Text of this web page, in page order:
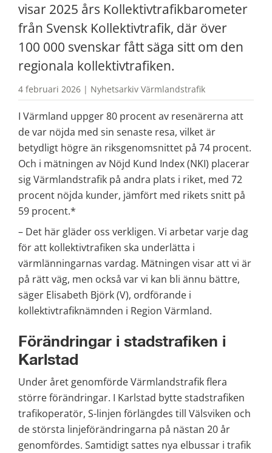
visar 2025 års Kollektivtrafikbarometer
från Svensk Kollektivtrafik, där över
100 000 svenskar fått säga sitt om den
regionala kollektivtrafiken.
4 februari 2026 | Nyhetsarkiv Värmlandstrafik
I Värmland uppger 80 procent av resenärerna att
de var nöjda med sin senaste resa, vilket är
betydligt högre än riksgenomsnittet på 74 procent.
Och i mätningen av Nöjd Kund Index (NKI) placerar
sig Värmlandstrafik på andra plats i riket, med 72
procent nöjda kunder, jämfört med rikets snitt på
59 procent.*
– Det här gläder oss verkligen. Vi arbetar varje dag
för att kollektivtrafiken ska underlätta i
värmlänningarnas vardag. Mätningen visar att vi är
på rätt väg, men också var vi kan bli ännu bättre,
säger Elisabeth Björk (V), ordförande i
kollektivtrafiknämnden i Region Värmland.
Förändringar i stadstrafiken i
Karlstad
Under året genomförde Värmlandstrafik flera
större förändringar. I Karlstad bytte stadstrafiken
trafikoperatör, S-linjen förlängdes till Välsviken och
de största linjeförändringarna på nästan 20 år
genomfördes. Samtidigt sattes nya elbussar i trafik